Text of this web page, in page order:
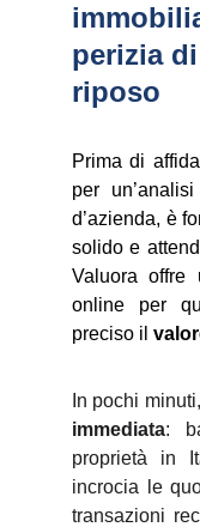
perizia
riposo
Prima di
per
d’azienda, è
solido e
Valuora offre
online per
preciso il
In pochi
immediata:
proprietà in
incrocia le
transazioni